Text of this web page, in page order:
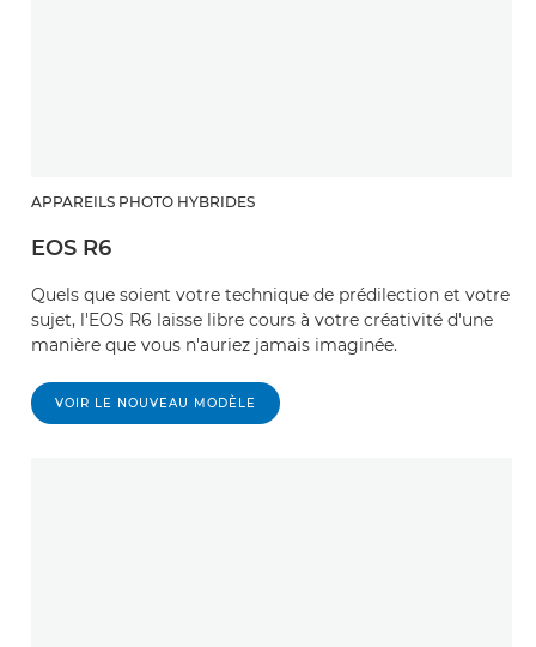
APPAREILS PHOTO HYBRIDES
EOS R6
Quels que soient votre technique de prédilection et votre
sujet, l'EOS R6 laisse libre cours à votre créativité d'une
manière que vous n'auriez jamais imaginée.
VOIR LE NOUVEAU MODÈLE